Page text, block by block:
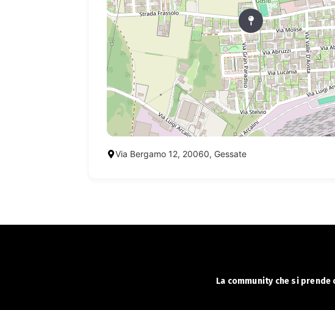
Via Bergamo 12, 20060, Gessate
La community che si